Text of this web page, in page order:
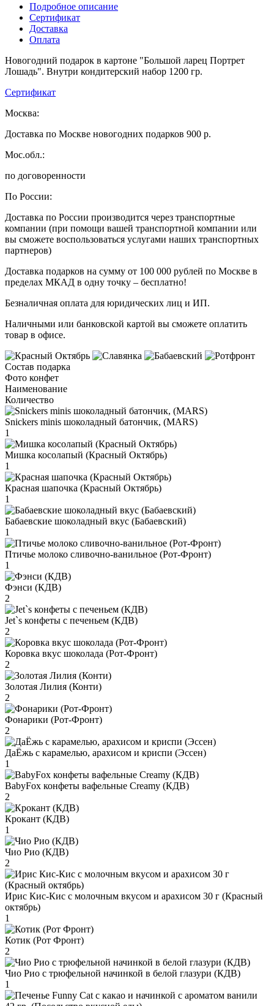
Подробное описание
Сертификат
Доставка
Оплата
Новогодний подарок в картоне "Большой ларец Портрет
Лошадь". Внутри кондитерский набор 1200 гр.
Сертификат
Москва:
Доставка по Москве новогодних подарков 900 р.
Мос.обл.:
по договоренности
По России:
Доставка по России производится через транспортные
компании (при помощи вашей транспортной компании или
вы сможете воспользоваться услугами наших транспортных
партнеров)
Доставка подарков на сумму от 100 000 рублей по Москве в
пределах МКАД в одну точку – бесплатно!
Безналичная оплата для юридических лиц и ИП.
Наличными или банковской картой вы сможете оплатить
товар в офисе.
Состав подарка
Фото конфет
Наименование
Количество
Snickers minis шоколадный батончик, (MARS)
1
Мишка косолапый (Красный Октябрь)
1
Красная шапочка (Красный Октябрь)
1
Бабаевские шоколадный вкус (Бабаевский)
1
Птичье молоко сливочно-ванильное (Рот-Фронт)
1
Фэнси (КДВ)
2
Jet`s конфеты с печеньем (КДВ)
2
Коровка вкус шоколада (Рот-Фронт)
2
Золотая Лилия (Конти)
2
Фонарики (Рот-Фронт)
2
ДаЁжь с карамелью, арахисом и криспи (Эссен)
1
BabyFox конфеты вафельные Creamy (КДВ)
2
Крокант (КДВ)
1
Чио Рио (КДВ)
2
Ирис Кис-Кис с молочным вкусом и арахисом 30 г (Красный
октябрь)
1
Котик (Рот Фронт)
2
Чио Рио с трюфельной начинкой в белой глазури (КДВ)
1